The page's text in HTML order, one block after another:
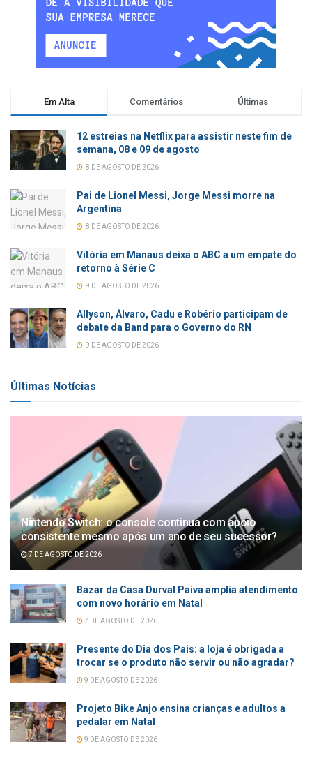
Em Alta Comentários Últimas
12 estreias na Netflix para assistir neste fim de
semana, 08 e 09 de agosto
8 DE AGOSTO DE 2026
Pai de Lionel Messi, Jorge Messi morre na
Argentina
8 DE AGOSTO DE 2026
Vitória em Manaus deixa o ABC a um empate do
retorno à Série C
9 DE AGOSTO DE 2026
Allyson, Álvaro, Cadu e Robério participam de
debate da Band para o Governo do RN
9 DE AGOSTO DE 2026
Últimas Notícias
Nintendo Switch: o console continua com apoio
consistente mesmo após um ano de seu sucessor?
7 DE AGOSTO DE 2026
Bazar da Casa Durval Paiva amplia atendimento
com novo horário em Natal
7 DE AGOSTO DE 2026
Presente do Dia dos Pais: a loja é obrigada a
trocar se o produto não servir ou não agradar?
9 DE AGOSTO DE 2026
Projeto Bike Anjo ensina crianças e adultos a
pedalar em Natal
9 DE AGOSTO DE 2026